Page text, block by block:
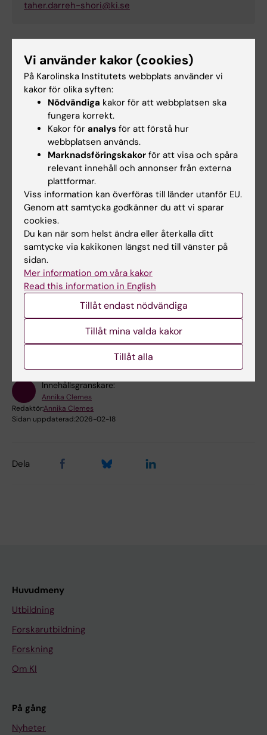
taher.darreh-shori@ki.se
utbildning
Maria Wiklander
Lektor
Telefon:
+46852483901
E-post:
maria.wiklander@ki.se
Länkar
Läs mer om lika villkor vid KI
Hade du nytta av informationen på denna sida?
No
Innehållsgranskare:
Annika Clemes
Redaktör:Annika Clemes
Sidan uppdaterad:2026-02-18
Dela
Huvudmeny
Utbildning
Forskarutbildning
Forskning
Om KI
På gång
Nyheter
Vi använder kakor (cookies)
På Karolinska Institutets webbplats använder vi
kakor för olika syften:
Nödvändiga kakor för att webbplatsen ska
fungera korrekt.
Kakor för analys för att förstå hur
webbplatsen används.
Marknadsföringskakor för att visa och spåra
relevant innehåll och annonser från externa
plattformar.
Viss information kan överföras till länder utanför EU.
Genom att samtycka godkänner du att vi sparar
cookies.
Du kan när som helst ändra eller återkalla ditt
samtycke via kakikonen längst ned till vänster på
sidan.
Mer information om våra kakor
Read this information in English
Tillåt endast nödvändiga
Tillåt mina valda kakor
Tillåt alla